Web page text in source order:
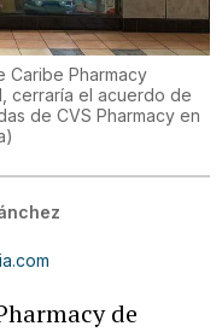
Caribe Pharmacy
cerraría el acuerdo de
de CVS Pharmacy en
)
de